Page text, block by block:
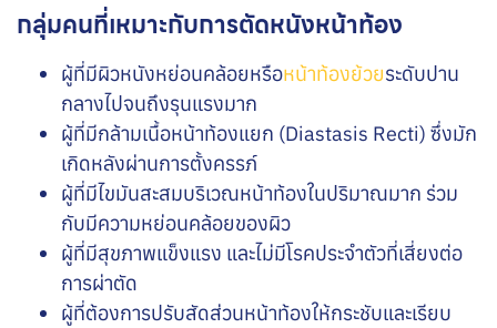
กลุ่มคนที่เหมาะกับการตัดหนังหน้าท้อง
ผู้ที่มีผิวหนังหย่อนคล้อยหรือหน้าท้องย้วยระดับปาน
กลางไปจนถึงรุนแรงมาก
ผู้ที่มีกล้ามเนื้อหน้าท้องแยก (Diastasis Recti) ซึ่งมัก
เกิดหลังผ่านการตั้งครรภ์
ผู้ที่มีไขมันสะสมบริเวณหน้าท้องในปริมาณมาก ร่วม
กับมีความหย่อนคล้อยของผิว
ผู้ที่มีสุขภาพแข็งแรง และไม่มีโรคประจำตัวที่เสี่ยงต่อ
การผ่าตัด
ผู้ที่ต้องการปรับสัดส่วนหน้าท้องให้กระชับและเรียบ